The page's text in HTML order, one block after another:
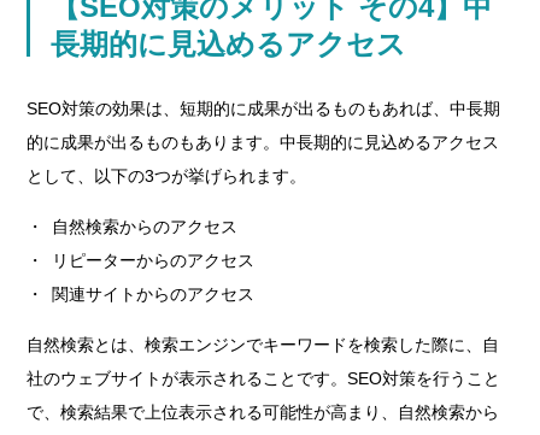
【SEO対策のメリット その4】中
長期的に見込めるアクセス
SEO対策の効果は、短期的に成果が出るものもあれば、中長期
的に成果が出るものもあります。中長期的に見込めるアクセス
として、以下の3つが挙げられます。
自然検索からのアクセス
リピーターからのアクセス
関連サイトからのアクセス
自然検索とは、検索エンジンでキーワードを検索した際に、自
社のウェブサイトが表示されることです。SEO対策を行うこと
で、検索結果で上位表示される可能性が高まり、自然検索から